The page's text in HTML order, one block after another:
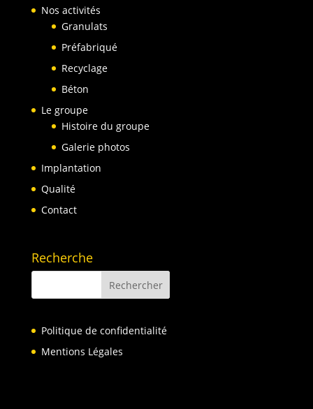
Nos activités
Granulats
Préfabriqué
Recyclage
Béton
Le groupe
Histoire du groupe
Galerie photos
Implantation
Qualité
Contact
Recherche
Politique de confidentialité
Mentions Légales